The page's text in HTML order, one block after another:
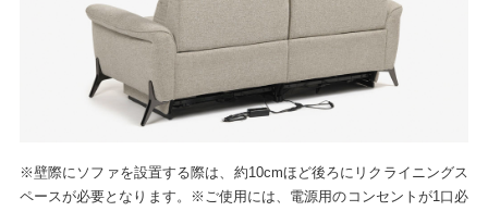
※壁際にソファを設置する際は、約10cmほど後ろにリクライニングス
ペースが必要となります。※ご使用には、電源用のコンセントが1口必